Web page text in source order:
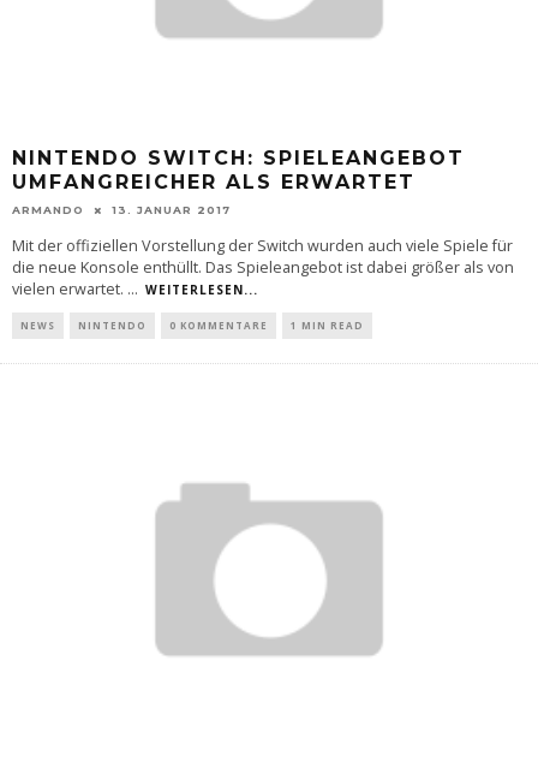
NINTENDO SWITCH: SPIELEANGEBOT
UMFANGREICHER ALS ERWARTET
ARMANDO 13. JANUAR 2017
Mit der offiziellen Vorstellung der Switch wurden auch viele Spiele für
die neue Konsole enthüllt. Das Spieleangebot ist dabei größer als von
vielen erwartet. ... WEITERLESEN...
NEWS NINTENDO 0 KOMMENTARE 1 MIN READ